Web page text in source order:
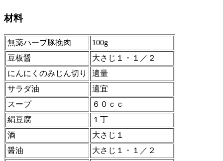
材料
無薬ハーブ豚挽肉
100g
豆板醤
大さじ１・１／２
にんにくのみじん切り
適量
サラダ油
適宜
スープ
６０ｃｃ
絹豆腐
１丁
酒
大さじ１
醤油
大さじ１・１／２